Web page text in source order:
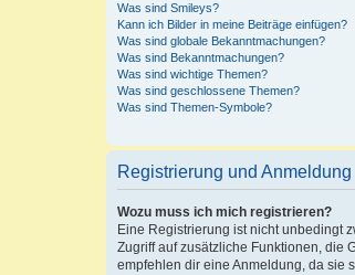
Was sind Smileys?
Kann ich Bilder in meine Beiträge einfügen?
Was sind globale Bekanntmachungen?
Was sind Bekanntmachungen?
Was sind wichtige Themen?
Was sind geschlossene Themen?
Was sind Themen-Symbole?
Registrierung und Anmeldung
Wozu muss ich mich registrieren?
Eine Registrierung ist nicht unbedingt
Zugriff auf zusätzliche Funktionen, die
empfehlen dir eine Anmeldung, da sie